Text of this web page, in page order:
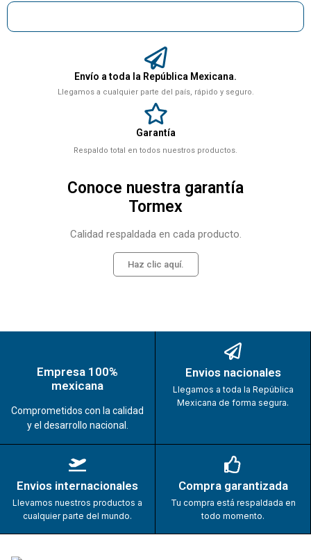
Envío a toda la República Mexicana.
Llegamos a cualquier parte del país, rápido y seguro.
Garantía
Respaldo total en todos nuestros productos.
Conoce nuestra garantía
Tormex
Calidad respaldada en cada producto.
Haz clic aquí.
Empresa 100%
mexicana
Comprometidos con la calidad
y el desarrollo nacional.
Envios nacionales
Llegamos a toda la República
Mexicana de forma segura.
Envios internacionales
Llevamos nuestros productos a
cualquier parte del mundo.
Compra garantizada
Tu compra está respaldada en
todo momento.